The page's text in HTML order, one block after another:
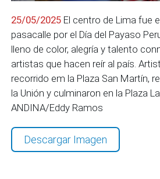
25/05/2025 El centro de Lima fue
pasacalle por el Día del Payaso
lleno de color, alegría y talento
artistas que hacen reír al país.
recorrido em la Plaza San Martín,
la Unión y culminaron en la Plaza
ANDINA/Eddy Ramos
Descargar Imagen